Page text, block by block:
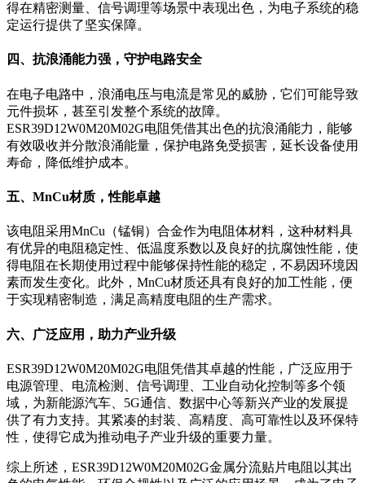
得在精密测量、信号调理等场景中表现出色，为电子系统的稳
定运行提供了坚实保障。
四、抗浪涌能力强，守护电路安全
在电子电路中，浪涌电压与电流是常见的威胁，它们可能导致
元件损坏，甚至引发整个系统的故障。
ESR39D12W0M20M02G电阻凭借其出色的抗浪涌能力，能够
有效吸收并分散浪涌能量，保护电路免受损害，延长设备使用
寿命，降低维护成本。
五、MnCu材质，性能卓越
该电阻采用MnCu（锰铜）合金作为电阻体材料，这种材料具
有优异的电阻稳定性、低温度系数以及良好的抗腐蚀性能，使
得电阻在长期使用过程中能够保持性能的稳定，不易因环境因
素而发生变化。此外，MnCu材质还具有良好的加工性能，便
于实现精密制造，满足高精度电阻的生产需求。
六、广泛应用，助力产业升级
ESR39D12W0M20M02G电阻凭借其卓越的性能，广泛应用于
电源管理、电流检测、信号调理、工业自动化控制等多个领
域，为新能源汽车、5G通信、数据中心等新兴产业的发展提
供了有力支持。其紧凑的封装、高精度、高可靠性以及环保特
性，使得它成为推动电子产业升级的重要力量。
综上所述，ESR39D12W0M20M02G金属分流贴片电阻以其出